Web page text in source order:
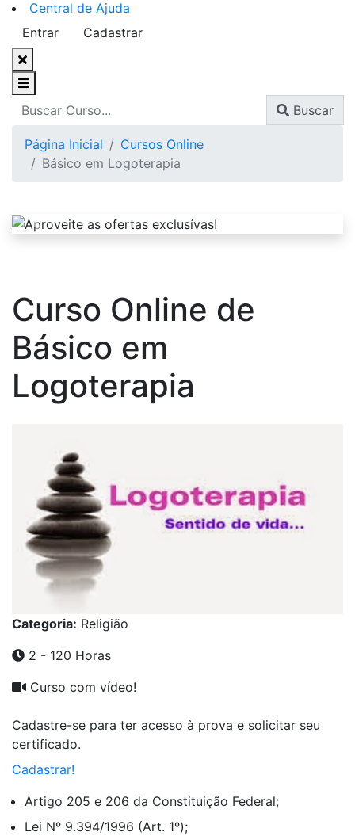
Central de Ajuda
Entrar
Cadastrar
Buscar
Página Inicial
Cursos Online
Básico em Logoterapia
Curso Online de
Básico em
Logoterapia
Categoria: Religião
2 - 120 Horas
Curso com vídeo!
Cadastre-se para ter acesso à prova e solicitar seu
certificado.
Cadastrar!
Artigo 205 e 206 da Constituição Federal;
Lei Nº 9.394/1996 (Art. 1º);